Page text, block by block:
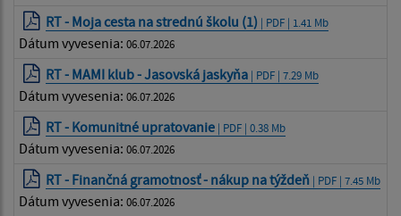
RT - Moja cesta na strednú školu (1) | PDF | 1.41 Mb
Dátum vyvesenia: 06.07.2026
RT - MAMI klub - Jasovská jaskyňa | PDF | 7.29 Mb
Dátum vyvesenia: 06.07.2026
RT - Komunitné upratovanie | PDF | 0.38 Mb
Dátum vyvesenia: 06.07.2026
RT - Finančná gramotnosť - nákup na týždeň | PDF | 7.45 Mb
Dátum vyvesenia: 06.07.2026